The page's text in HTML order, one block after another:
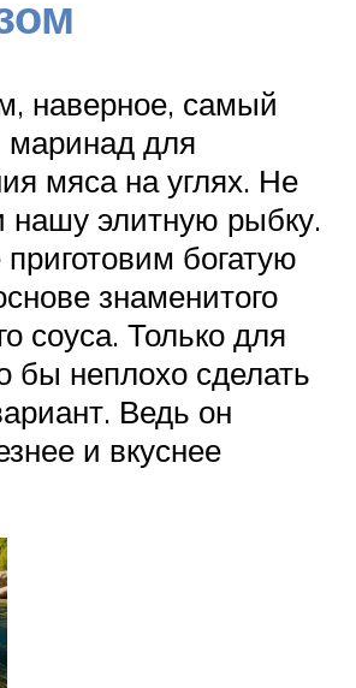
наверное, самый
маринад для
мяса на углях. Не
нашу элитную рыбку.
богатую
знаменитого
соуса. Только для
бы неплохо сделать
Ведь он
и вкуснее